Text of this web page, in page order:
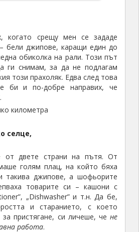
когато срещу мен се зададе
бели джипове, каращи един до
обиколка на рали. Този път
ги снимам, за да не подлагам
този прахоляк. Едва след това
би и по-добре направих, че
километра
селце,
от двете страни на пътя. От
голям плац, на който бяха
такива джипове, а шофьорите
товарите си – кашони с
„Dishwasher” и т.н. Да бе,
и старанието, с което
за пристягане, си личеше, чене
работа.